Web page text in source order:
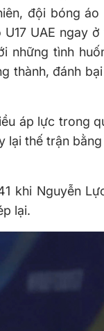
đội bóng
UAE ngay
những tình
thành, đánh
áp lực trong
lại thế trận
khi Nguyễn
lại.